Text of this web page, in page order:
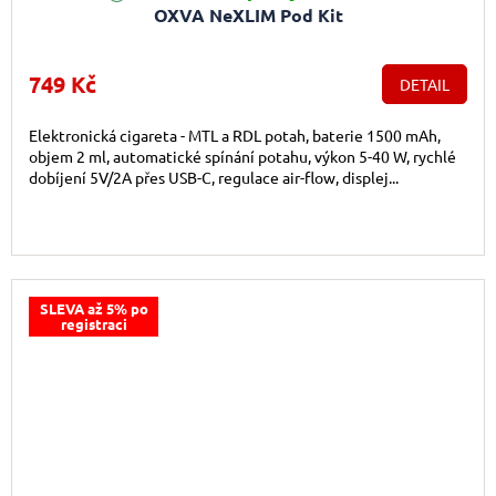
OXVA NeXLIM Pod Kit
749 Kč DETAIL
Elektronická cigareta - MTL a RDL potah, baterie 1500 mAh,
objem 2 ml, automatické spínání potahu, výkon 5-40 W, rychlé
dobíjení 5V/2A přes USB-C, regulace air-flow, displej...
SLEVA až 5% po
registraci